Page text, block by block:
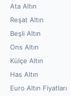
Ata Altın
Reşat Altın
Beşli Altın
Ons Altın
Külçe Altın
Has Altın
Euro Altın Fiyatları